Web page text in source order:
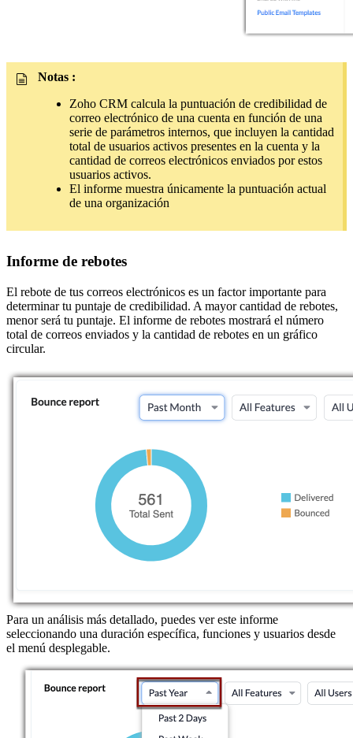
Notas :
Zoho CRM calcula la puntuación de credibilidad de
correo electrónico de una cuenta en función de una
serie de parámetros internos, que incluyen la cantidad
total de usuarios activos presentes en la cuenta y la
cantidad de correos electrónicos enviados por estos
usuarios activos.
El informe muestra únicamente la puntuación actual
de una organización
Informe de rebotes
El rebote de tus correos electrónicos es un factor importante para
determinar tu puntaje de credibilidad. A mayor cantidad de rebotes,
menor será tu puntaje. El informe de rebotes mostrará el número
total de correos enviados y la cantidad de rebotes en un gráfico
circular.
Para un análisis más detallado, puedes ver este informe
seleccionando una duración específica, funciones y usuarios desde
el menú desplegable.